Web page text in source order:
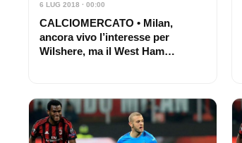
6 LUG 2018 · 00:00
CALCIOMERCATO • Milan,
ancora vivo l’interesse per
Wilshere, ma il West Ham…